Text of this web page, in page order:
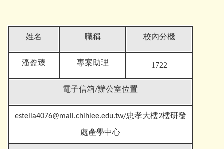
姓名 職稱 校內分機
潘盈臻 專案助理 1722
電子信箱/辦公室位置
estella4076@mail.chihlee.edu.tw/忠孝大樓2樓研發
處產學中心